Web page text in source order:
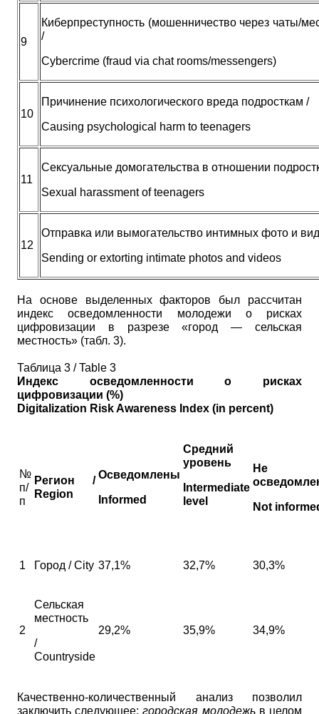
9
Киберпреступность (мошенничество через чаты/
/
Cybercrime (fraud via chat rooms/messengers)
10
Причинение психологического вреда подросткам /
Causing psychological harm to teenagers
11
Сексуальные домогательства в отношении
Sexual harassment of teenagers
12
Отправка или вымогательство интимных фото и
Sending or extorting intimate photos and videos
На основе выделенных факторов был рассчитан
индекс осведомленности молодежи о рисках
цифровизации в разрезе «город — сельская
местность» (табл. 3).
Таблица 3 / Table 3
Индекс осведомленности о рисках
цифровизации (%)
Digitalization Risk Awareness Index (in percent)
№
п/
п
Регион /
Region
Осведомлены
Informed
Средний
уровень
Intermediate
level
Не
Not
1 Город / City 37,1% 32,7% 30,3%
2
Сельская
местность
/
Countryside
29,2% 35,9% 34,9%
Качественно-количественный анализ позволил
заключить следующее:городская молодежьв целом